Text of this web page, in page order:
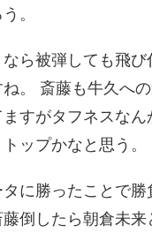
。
ら被弾しても飛び
。 斎藤も牛久へ
すがタフネスなん
ップかなと思う。
に勝ったことで勝
倒したら朝倉未来